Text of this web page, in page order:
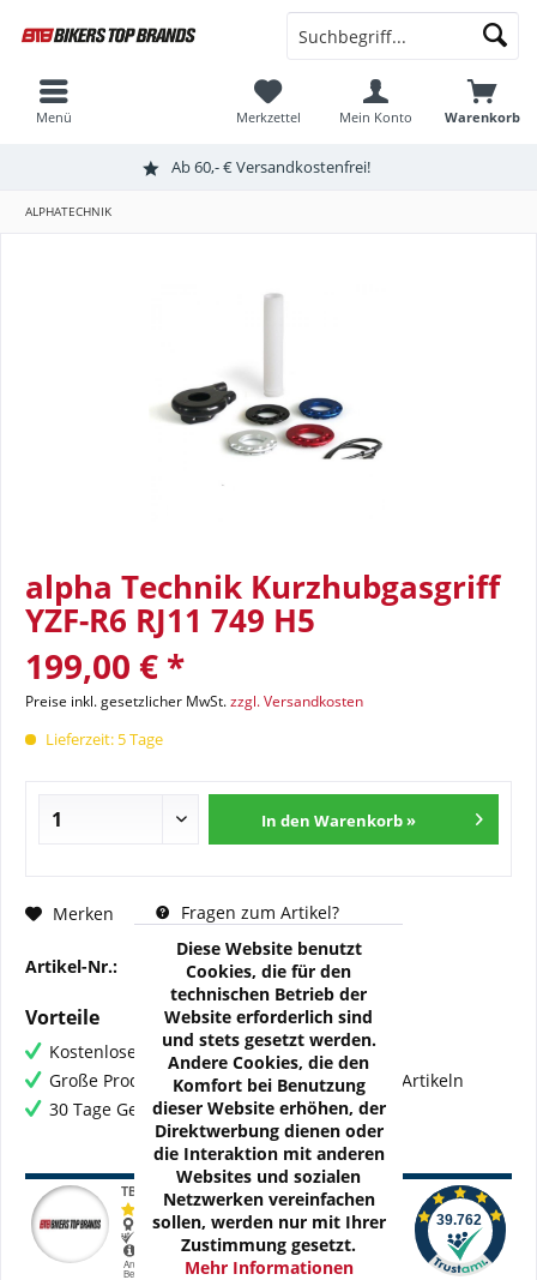
Ab 60,- € Versandkostenfrei!
Warenkorb
Merkzettel Mein Konto
Menü
ALPHATECHNIK
alpha Technik Kurzhubgasgriff
YZF-R6 RJ11 749 H5
199,00 € *
Preise inkl. gesetzlicher MwSt.zzgl. Versandkosten
Lieferzeit: 5 Tage
In den Warenkorb »
Merken Fragen zum Artikel?
Artikel-Nr.: RM-QT1-RJ15-B
Vorteile
Kostenloser Versand ab € 60,- Bestellwert
Große Produktauswahl mit mehr als 80.000 Artikeln
30 Tage Geld-Zurück-Garantie
Diese Website benutzt
Cookies, die für den
technischen Betrieb der
Website erforderlich sind
und stets gesetzt werden.
Andere Cookies, die den
Komfort bei Benutzung
dieser Website erhöhen, der
Direktwerbung dienen oder
die Interaktion mit anderen
Websites und sozialen
Netzwerken vereinfachen
sollen, werden nur mit Ihrer
Zustimmung gesetzt.
Mehr Informationen